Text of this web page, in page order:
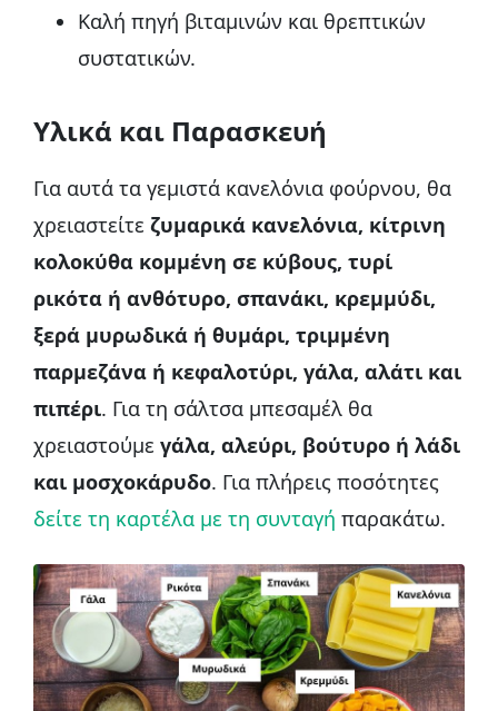
Καλή πηγή βιταμινών και θρεπτικών
συστατικών.
Υλικά και Παρασκευή
Για αυτά τα γεμιστά κανελόνια φούρνου, θα
χρειαστείτε ζυμαρικά κανελόνια, κίτρινη
κολοκύθα κομμένη σε κύβους, τυρί
ρικότα ή ανθότυρο, σπανάκι, κρεμμύδι,
ξερά μυρωδικά ή θυμάρι, τριμμένη
παρμεζάνα ή κεφαλοτύρι, γάλα, αλάτι και
πιπέρι. Για τη σάλτσα μπεσαμέλ θα
χρειαστούμε γάλα, αλεύρι, βούτυρο ή λάδι
και μοσχοκάρυδο. Για πλήρεις ποσότητες
δείτε τη καρτέλα με τη συνταγή παρακάτω.